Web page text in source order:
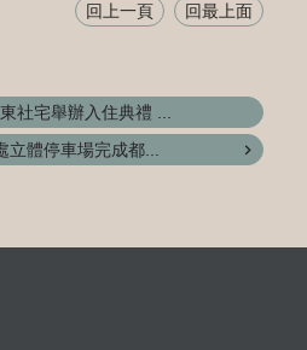
回上一頁 回最上面
社宅舉辦入住典禮 ...
立體停車場完成都...